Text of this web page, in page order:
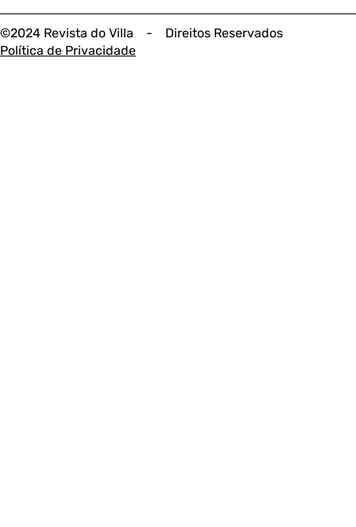
©2024 Revista do Villa - Direitos Reservados
Política de Privacidade